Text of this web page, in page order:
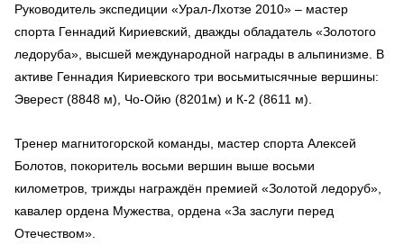
Руководитель экспедиции «Урал-Лхотзе 2010» – мастер
спорта Геннадий Кириевский, дважды обладатель «Золотого
ледоруба», высшей международной награды в альпинизме. В
активе Геннадия Кириевского три восьмитысячные вершины:
Эверест (8848 м), Чо-Ойю (8201м) и К-2 (8611 м).
Тренер магнитогорской команды, мастер спорта Алексей
Болотов, покоритель восьми вершин выше восьми
километров, трижды награждён премией «Золотой ледоруб»,
кавалер ордена Мужества, ордена «За заслуги перед
Отечеством».